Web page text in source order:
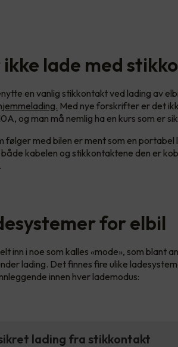
lade med
en vanlig stikkontakt ved lading av
Med nye forskrifter er det
og man må nemlig ha en kurs som er
følger med bilen er ment som en
kabelen og stikkontaktene den er
for elbil
inn i noe som kalles «mode», som blant
lading. Det finnes fire ulike
innen hver lademodus:
lading fra stikkontakt